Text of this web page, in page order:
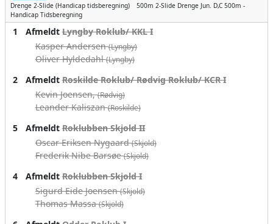
Drenge 2-Slide (Handicap tidsberegning) 500m 2-Slide Drenge Jun. D,C 500m -
Handicap Tidsberegning
1 AfmeldtLyngby Roklub/ KKL I
Kasper Andersen(Lyngby)
Oliver Hyldedahl(Lyngby)
2 AfmeldtRoskilde Roklub/ Rødvig Roklub/ KCR I
Kevin Joensen,(Rødvig)
Leander Kaliszan(Roskilde)
5 AfmeldtRoklubben Skjold II
Oscar Eriksen Nygaard(Skjold)
Frederik Nibe Barsøe(Skjold)
4 AfmeldtRoklubben Skjold I
Sigurd Eide Joensen(Skjold)
Thomas Massa(Skjold)